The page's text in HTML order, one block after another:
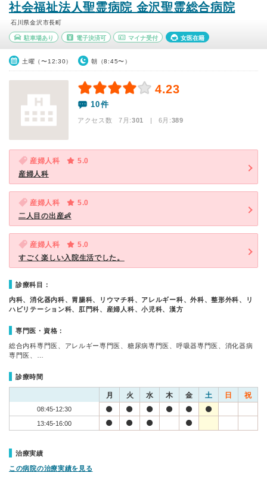
社会福祉法人聖霊病院 金沢聖霊総合病院
石川県金沢市長町
駐車場あり 電子決済可 マイナ受付 女医在籍
土曜（〜12:30） 朝（8:45〜）
4.23
10件
アクセス数 7月:301 | 6月:389
産婦人科
5.0
産婦人科
産婦人科
5.0
二人目の出産👶
産婦人科
5.0
すごく楽しい入院生活でした。
診療科目：
内科、消化器内科、胃腸科、リウマチ科、アレルギー科、外科、整形外科、リ
ハビリテーション科、肛門科、産婦人科、小児科、漢方
専門医・資格：
総合内科専門医、アレルギー専門医、糖尿病専門医、呼吸器専門医、消化器病
専門医、…
診療時間
月 火 水 木 金 土 日 祝
08:45-12:30
13:45-16:00
治療実績
この病院の治療実績を見る